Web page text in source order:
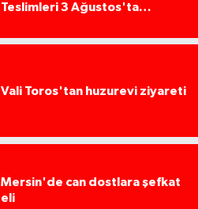
Teslimleri 3 Ağustos'ta
Vali Toros'tan huzurevi ziyareti
Mersin'de can dostlara şefkat
eli